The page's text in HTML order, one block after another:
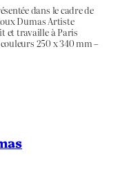
dans le cadre de
Dumas Artiste
et travaille à Paris
250 x 340 mm –